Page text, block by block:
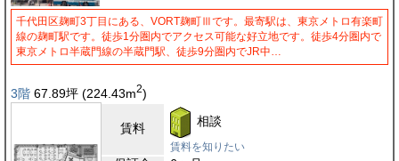
千代田区麹町3丁目にある、VORT麹町Ⅲです。最寄駅は、東京メトロ有楽町
線の麹町駅です。徒歩1分圏内でアクセス可能な好立地です。徒歩4分圏内で
東京メトロ半蔵門線の半蔵門駅、徒歩9分圏内でJR中…
3階 67.89坪 (224.43m2)
賃料 相談
賃料を知りたい